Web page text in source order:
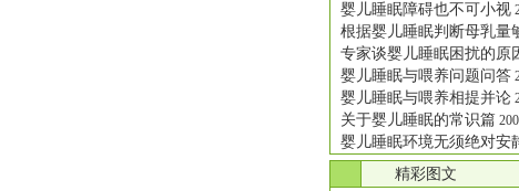
婴儿睡眠障碍也不可小视
根据婴儿睡眠判断母乳量
专家谈婴儿睡眠困扰的原
婴儿睡眠与喂养问题问答
婴儿睡眠与喂养相提并论
关于婴儿睡眠的常识篇
婴儿睡眠环境无须绝对安
精彩图文